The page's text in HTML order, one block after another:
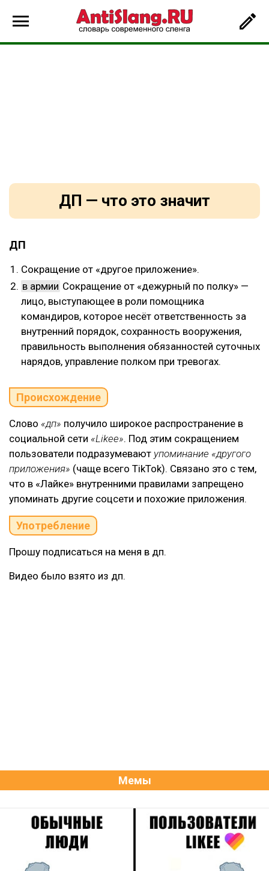
ДП — что это значит
ДП
Сокращение от «другое приложение».
в армии Сокращение от «дежурный по полку» —
лицо, выступающее в роли помощника
командиров, которое несёт ответственность за
внутренний порядок, сохранность вооружения,
правильность выполнения обязанностей суточных
нарядов, управление полком при тревогах.
Происхождение
Слово «дп» получило широкое распространение в
социальной сети «Likee». Под этим сокращением
пользователи подразумевают упоминание «другого
приложения» (чаще всего TikTok). Связано это с тем,
что в «Лайке» внутренними правилами запрещено
упоминать другие соцсети и похожие приложения.
Употребление
Прошу подписаться на меня в дп.
Видео было взято из дп.
Мемы